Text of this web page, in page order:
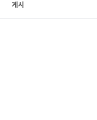
게시